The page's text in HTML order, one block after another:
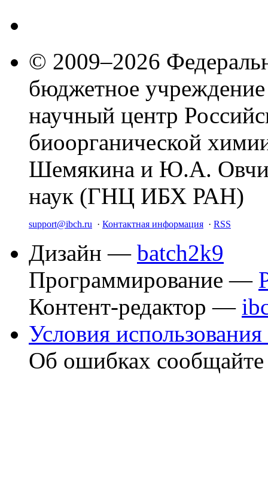
© 2009–2026
бюджетное
научный центр
биоорганической
Шемякина и Ю.А.
наук (ГНЦ ИБХ РАН)
support@ibch.ru · Контактная информация · RSS
Дизайн — batch2k9
Программирование —
Контент-редактор —
Условия использования
Об ошибках